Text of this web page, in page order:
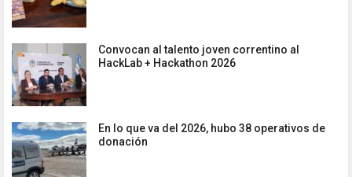
Convocan al talento joven correntino al
HackLab + Hackathon 2026
En lo que va del 2026, hubo 38 operativos de
donación